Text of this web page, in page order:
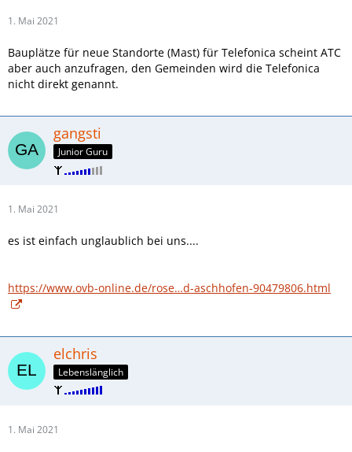
1. Mai 2021
Bauplätze für neue Standorte (Mast) für Telefonica scheint ATC
aber auch anzufragen, den Gemeinden wird die Telefonica
nicht direkt genannt.
gangsti
Junior Guru
1. Mai 2021
es ist einfach unglaublich bei uns....
https://www.ovb-online.de/rose…d-aschhofen-90479806.html
elchris
Lebenslänglich
1. Mai 2021